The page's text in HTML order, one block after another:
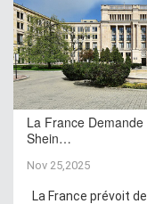
La France
Shein…
Nov 25,2025
La France prévoit